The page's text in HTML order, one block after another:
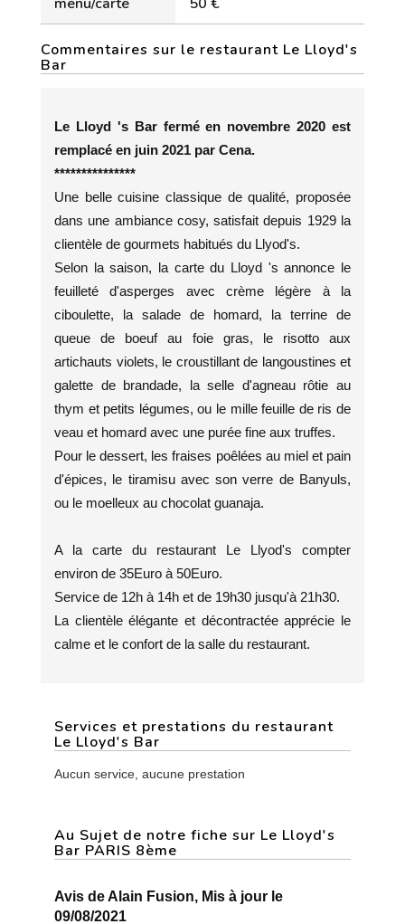
Commentaires sur le restaurant Le Lloyd's
Bar
Le Lloyd 's Bar fermé en novembre 2020 est
remplacé en juin 2021 par Cena.
***************
Une belle cuisine classique de qualité, proposée
dans une ambiance cosy, satisfait depuis 1929 la
clientèle de gourmets habitués du Llyod's.
Selon la saison, la carte du Lloyd 's annonce le
feuilleté d'asperges avec crème légère à la
ciboulette, la salade de homard, la terrine de
queue de boeuf au foie gras, le risotto aux
artichauts violets, le croustillant de langoustines et
galette de brandade, la selle d'agneau rôtie au
thym et petits légumes, ou le mille feuille de ris de
veau et homard avec une purée fine aux truffes.
Pour le dessert, les fraises poêlées au miel et pain
d'épices, le tiramisu avec son verre de Banyuls,
ou le moelleux au chocolat guanaja.
A la carte du restaurant Le Llyod's compter
environ de 35Euro à 50Euro.
Service de 12h à 14h et de 19h30 jusqu'à 21h30.
La clientèle élégante et décontractée apprécie le
calme et le confort de la salle du restaurant.
Services et prestations du restaurant
Le Lloyd's Bar
Aucun service, aucune prestation
Au Sujet de notre fiche sur Le Lloyd's
Bar PARIS 8ème
Avis de Alain Fusion, Mis à jour le
09/08/2021